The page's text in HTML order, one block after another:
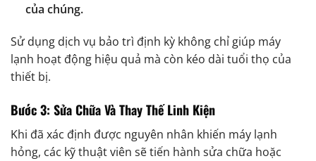
của chúng.
Sử dụng dịch vụ bảo trì định kỳ không chỉ giúp máy
lạnh hoạt động hiệu quả mà còn kéo dài tuổi thọ của
thiết bị.
Bước 3: Sửa Chữa Và Thay Thế Linh Kiện
Khi đã xác định được nguyên nhân khiến máy lạnh
hỏng, các kỹ thuật viên sẽ tiến hành sửa chữa hoặc